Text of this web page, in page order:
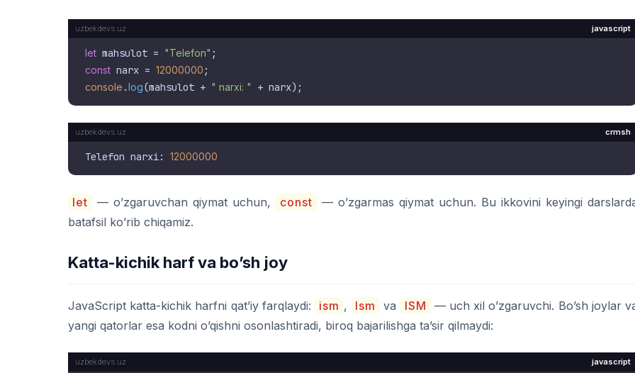
javascript
let mahsulot = "Telefon"
const narx = 12000000
console .log(mahsulot + " narxi: "
crmsh
Telefon narxi: 12000000
let — o’zgaruvchan qiymat uchun, const
— o’zgarmas qiymat uchun. Bu ikkovini keyingi
batafsil ko’rib chiqamiz.
Katta-kichik harf va bo’sh joy
JavaScript katta-kichik harfni qat’iy farqlaydi: ism , Ism va ISM
— uch xil o’zgaruvchi. Bo’sh joylar
yangi qatorlar esa kodni o’qishni osonlashtiradi, biroq bajarilishga ta’sir qilmaydi:
javascript